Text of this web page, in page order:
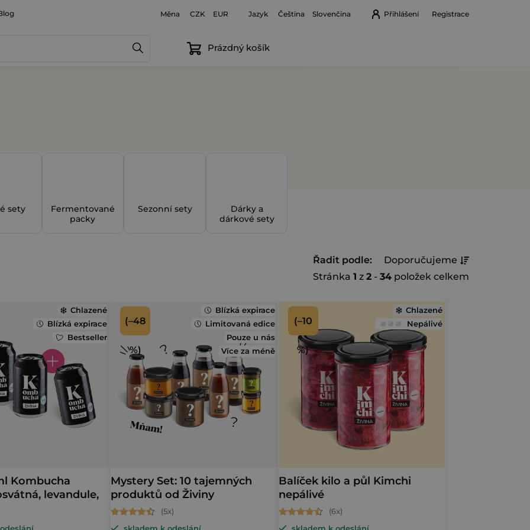
Měna CZK EUR Jazyk Čeština Slovenčina Přihlášení Registrace
Nákupní
Prázdný košík
sety
Fermentované
packy
Sezonní sety
Dárky a
dárkové sety
Stránka 1 z 2 - 34 položek celkem
Ř
a
z
e
n
í
p
r
d
u
k
Řadit podle: Doporučujeme
Chlazené
Blízká expirace
Bestseller
Kombucha
levandule,
Blízká expirace
Limitovaná edice
Pouze u nás
Více za méně
Mystery Set: 10 tajemných
produktů od Živiny
Průměrné
(–48
%)
Chlazené
Nepálivé
Balíček kilo a půl Kimchi
nepálivé
Průměrné
(–10
%)